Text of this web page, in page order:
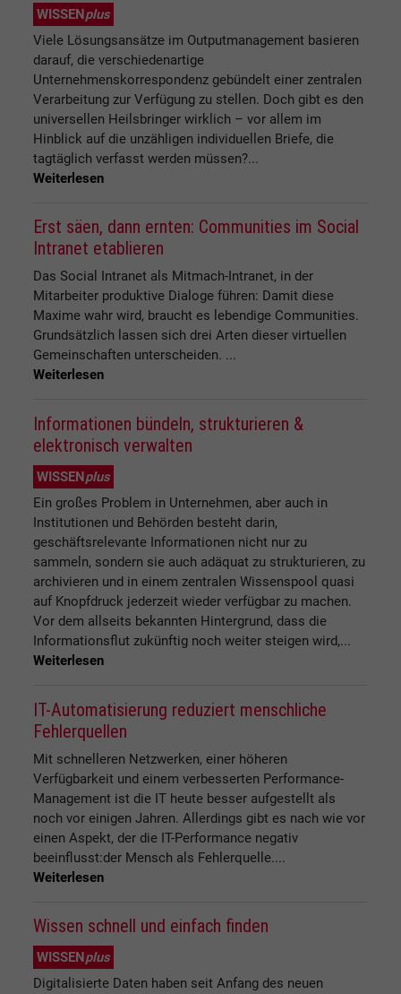
WISSENplus
Viele Lösungsansätze im Outputmanagement basieren
darauf, die verschiedenartige
Unternehmenskorrespondenz gebündelt einer zentralen
Verarbeitung zur Verfügung zu stellen. Doch gibt es den
universellen Heilsbringer wirklich – vor allem im
Hinblick auf die unzähligen individuellen Briefe, die
tagtäglich verfasst werden müssen?...
Weiterlesen
Erst säen, dann ernten: Communities im Social
Intranet etablieren
Das Social Intranet als Mitmach-Intranet, in der
Mitarbeiter produktive Dialoge führen: Damit diese
Maxime wahr wird, braucht es lebendige Communities.
Grundsätzlich lassen sich drei Arten dieser virtuellen
Gemeinschaften unterscheiden. ...
Weiterlesen
Informationen bündeln, strukturieren &
elektronisch verwalten
WISSENplus
Ein großes Problem in Unternehmen, aber auch in
Institutionen und Behörden besteht darin,
geschäftsrelevante Informationen nicht nur zu
sammeln, sondern sie auch adäquat zu strukturieren, zu
archivieren und in einem zentralen Wissenspool quasi
auf Knopfdruck jederzeit wieder verfügbar zu machen.
Vor dem allseits bekannten Hintergrund, dass die
Informationsflut zukünftig noch weiter steigen wird,...
Weiterlesen
IT-Automatisierung reduziert menschliche
Fehlerquellen
Mit schnelleren Netzwerken, einer höheren
Verfügbarkeit und einem verbesserten Performance-
Management ist die IT heute besser aufgestellt als
noch vor einigen Jahren. Allerdings gibt es nach wie vor
einen Aspekt, der die IT-Performance negativ
beeinflusst:der Mensch als Fehlerquelle....
Weiterlesen
Wissen schnell und einfach finden
WISSEN plus
Digitalisierte Daten haben seit Anfang des neuen